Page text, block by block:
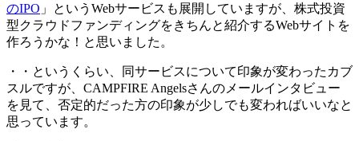
のIPO 」というWebサービスも展開していますが、株式投資
型クラウドファンディングをきちんと紹介するWebサイトを
作ろうかな！と思いました。
・・というくらい、同サービスについて印象が変わったカブ
スルですが、CAMPFIRE Angelsさんのメールインタビュー
を見て、否定的だった方の印象が少しでも変わればいいなと
思っています。